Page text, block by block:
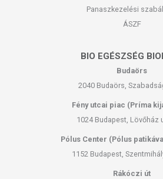
Panaszkezelési
ÁSZF
BIO EGÉSZSÉG
Budaörs
2040 Budaörs,
Fény utcai piac (Príma
1024 Budapest, Lövőház
Pólus Center (Pólus
1152 Budapest,
Rákóczi út